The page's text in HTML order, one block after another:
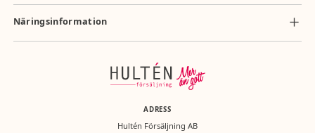
socker, glukossirap, surhetsreglerande medel (citronsyra), ammonium-
klorid, lakritspulver, arom, färgämne (E120).
Näringsinformation
Näringsvärde per 100g: energi 1630 kJ/390 kcal, fett 0g (varav mättat
ADRESS
Hultén Försäljning AB